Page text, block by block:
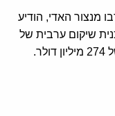
מנצור האדי, הודיע
שיקום ערבית של